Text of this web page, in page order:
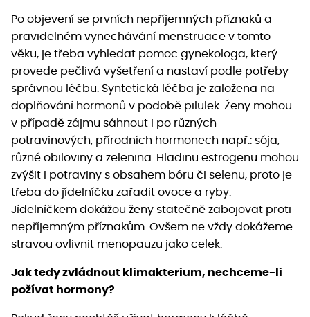
Po objevení se prvních nepříjemných příznaků a
pravidelném vynechávání menstruace v tomto
věku, je třeba vyhledat pomoc gynekologa, který
provede pečlivá vyšetření a nastaví podle potřeby
správnou léčbu. Syntetická léčba je založena na
doplňování hormonů v podobě pilulek. Ženy mohou
v případě zájmu sáhnout i po různých
potravinových, přírodních hormonech např.: sója,
různé obiloviny a zelenina. Hladinu estrogenu mohou
zvýšit i potraviny s obsahem bóru či selenu, proto je
třeba do jídelníčku zařadit ovoce a ryby.
Jídelníčkem dokážou ženy statečně zabojovat proti
nepříjemným příznakům. Ovšem ne vždy dokážeme
stravou ovlivnit menopauzu jako celek.
Jak tedy zvládnout klimakterium, nechceme-li
požívat hormony?